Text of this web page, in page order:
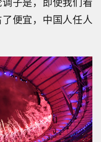
便宜，中国人任人